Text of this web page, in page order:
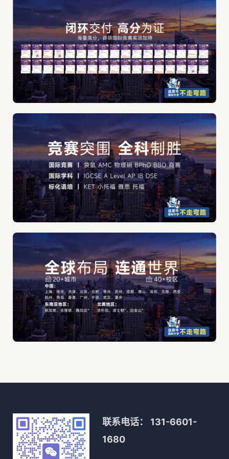
联系电话： 131-6601-
1680